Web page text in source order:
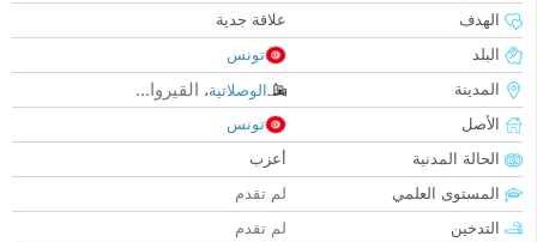
الهدف
علاقة جدية
البلد
تونس
المدينة
الوصلاتية، القيروا...
الأصل
تونس
الحالة المدنية
أعزب
المستوى العلمي
لم تقدم
التدخين
لم تقدم